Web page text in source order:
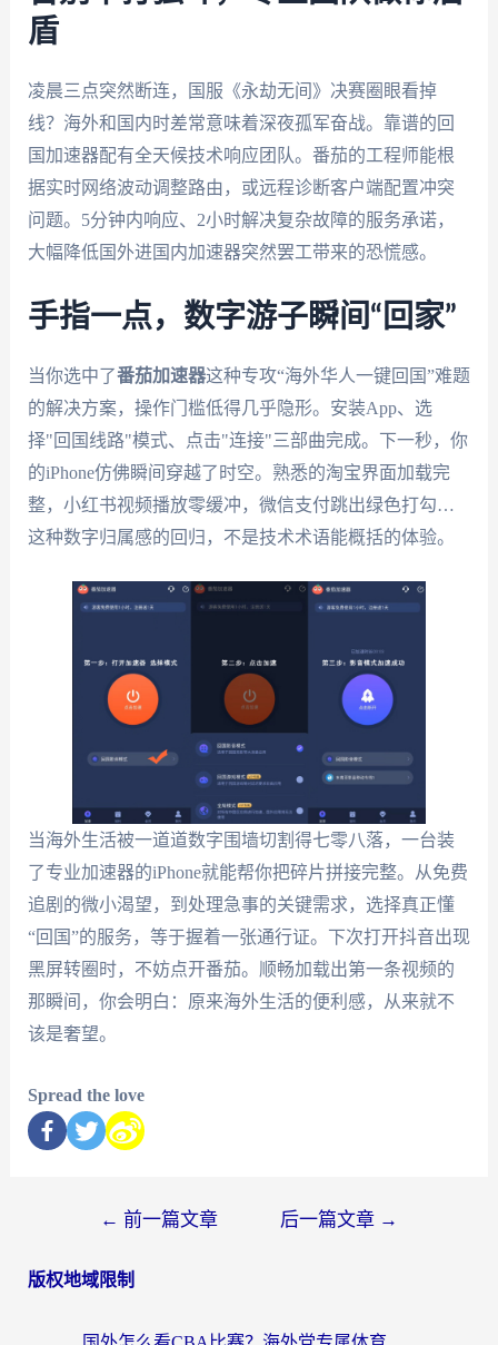
盾
凌晨三点突然断连，国服《永劫无间》决赛圈眼看掉
线？海外和国内时差常意味着深夜孤军奋战。靠谱的回
国加速器配有全天候技术响应团队。番茄的工程师能根
据实时网络波动调整路由，或远程诊断客户端配置冲突
问题。5分钟内响应、2小时解决复杂故障的服务承诺，
大幅降低国外进国内加速器突然罢工带来的恐慌感。
手指一点，数字游子瞬间“回家”
当你选中了番茄加速器这种专攻“海外华人一键回国”难题
的解决方案，操作门槛低得几乎隐形。安装App、选
择"回国线路"模式、点击"连接"三部曲完成。下一秒，你
的iPhone仿佛瞬间穿越了时空。熟悉的淘宝界面加载完
整，小红书视频播放零缓冲，微信支付跳出绿色打勾…
这种数字归属感的回归，不是技术术语能概括的体验。
当海外生活被一道道数字围墙切割得七零八落，一台装
了专业加速器的iPhone就能帮你把碎片拼接完整。从免费
追剧的微小渴望，到处理急事的关键需求，选择真正懂
“回国”的服务，等于握着一张通行证。下次打开抖音出现
黑屏转圈时，不妨点开番茄。顺畅加载出第一条视频的
那瞬间，你会明白：原来海外生活的便利感，从来就不
该是奢望。
Spread the love
← 前一篇文章 后一篇文章 →
版权地域限制